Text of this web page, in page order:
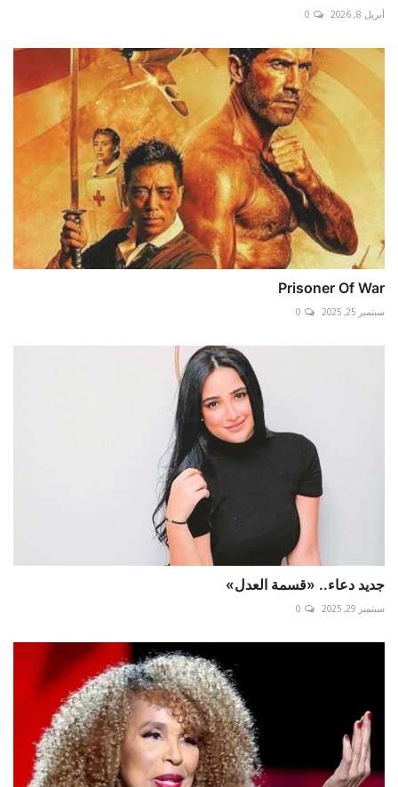
أبريل 8, 2026 0
Prisoner Of War
سبتمبر 25, 2025 0
جديد دعاء.. «قسمة العدل»
سبتمبر 29, 2025 0